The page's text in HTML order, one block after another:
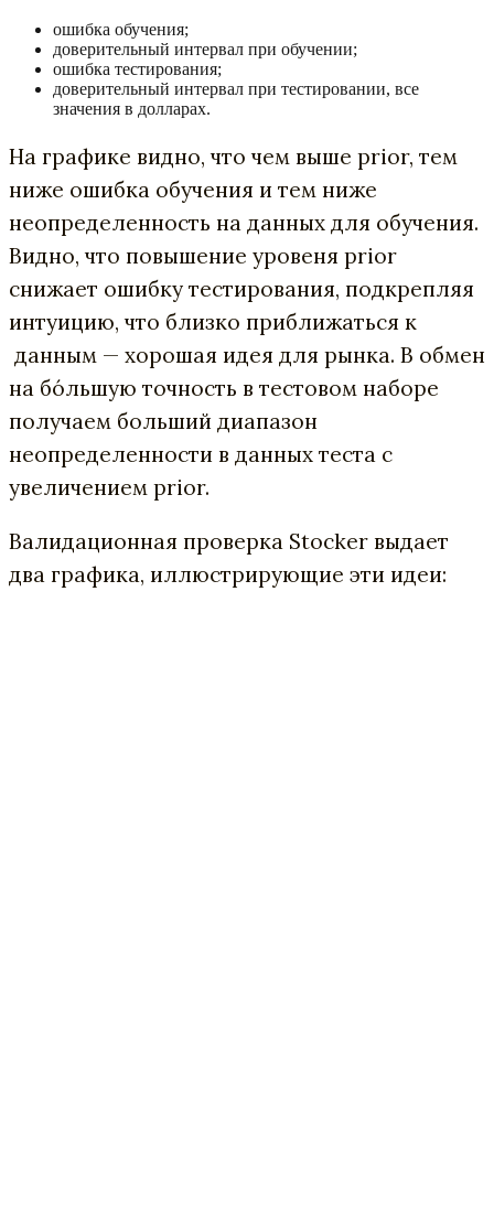
ошибка обучения;
доверительный интервал при обучении;
ошибка тестирования;
доверительный интервал при тестировании, все
значения в долларах.
На графике видно, что чем выше prior, тем
ниже ошибка обучения и тем ниже
неопределенность на данных для обучения.
Видно, что повышение уровеня prior
снижает ошибку тестирования, подкрепляя
интуицию, что близко приближаться к
данным — хорошая идея для рынка. В обмен
на бóльшую точность в тестовом наборе
получаем больший диапазон
неопределенности в данных теста с
увеличением prior.
Валидационная проверка Stocker выдает
два графика, иллюстрирующие эти идеи: